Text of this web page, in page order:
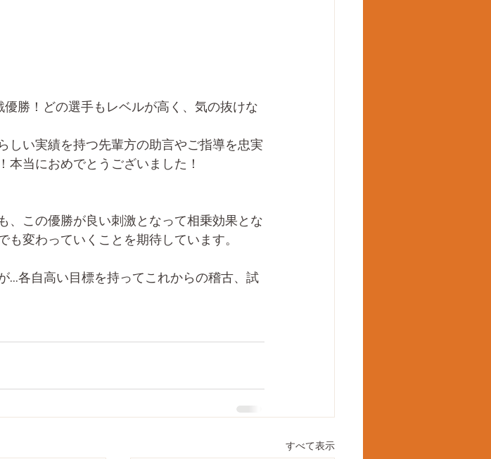
勝！どの選手もレベルが高く、気の抜けな
しい実績を持つ先輩方の助言やご指導を忠実
当におめでとうございました！
、この優勝が良い刺激となって相乗効果とな
変わっていくことを期待しています。
...各自高い目標を持ってこれからの稽古、試
すべて表示